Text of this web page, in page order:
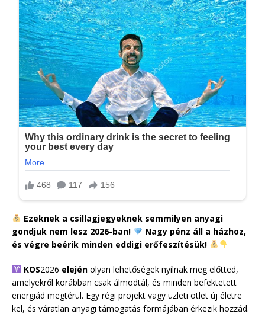
Ezeknek a csillagjegyeknek semmilyen anyagi
gondjuk nem lesz 2026-ban!
Nagy pénz áll a házhoz,
és végre beérik minden eddigi erőfeszítésük!
KOS2026 elejénolyan lehetőségek nyílnak meg előtted,
amelyekről korábban csak álmodtál, és minden befektetett
energiád megtérül. Egy régi projekt vagy üzleti ötlet új életre
kel, és váratlan anyagi támogatás formájában érkezik hozzád.